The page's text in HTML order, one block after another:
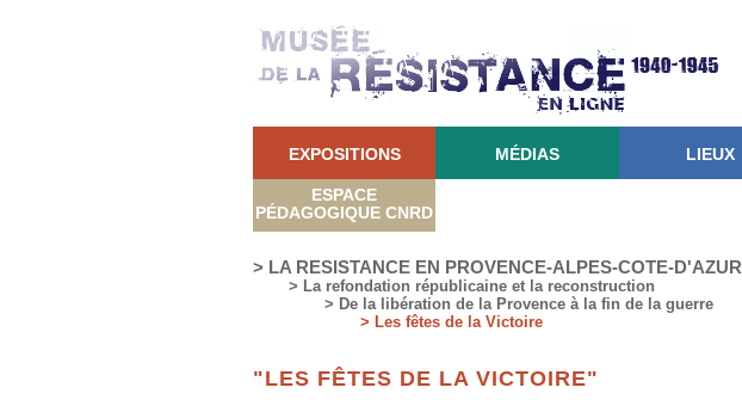
EXPOSITIONS MÉDIAS LIEUX
ESPACE
PÉDAGOGIQUE CNRD
> LA RESISTANCE EN PROVENCE-ALPES-COTE-D'AZUR
> La refondation républicaine et la reconstruction
> De la libération de la Provence à la fin de la guerre
> Les fêtes de la Victoire
"LES FÊTES DE LA VICTOIRE"